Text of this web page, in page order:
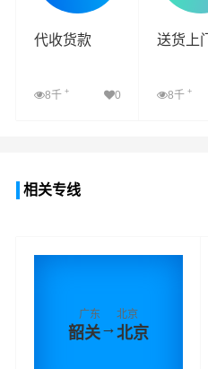
代收货款
8千 + 0
送货上门
8千+
相关专线
广东
韶关→
北京
北京